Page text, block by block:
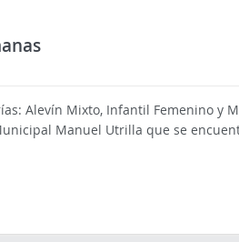
Alevín Mixto, Infantil Femenino y
Manuel Utrilla que se